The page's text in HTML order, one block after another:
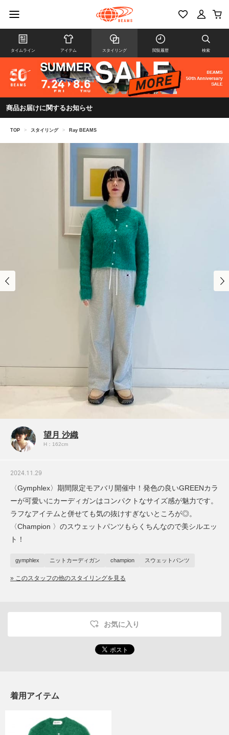
タイムライン アイテム スタイリング 閲覧履歴 検索
商品お届けに関するお知らせ
TOP > スタイリング > Ray BEAMS
望月 沙織
H：162cm
2024.11.29
〈Gymphlex〉期間限定モアバリ開催中！発色の良いGREENカラ
ーが可愛いにカーディガンはコンパクトなサイズ感が魅力です。
ラフなアイテムと併せても気の抜けすぎないところが◎。
〈Champion 〉のスウェットパンツもらくちんなので美シルエッ
ト！
gymphlex ニットカーディガン champion スウェットパンツ
» このスタッフの他のスタイリングを見る
お気に入り
着用アイテム